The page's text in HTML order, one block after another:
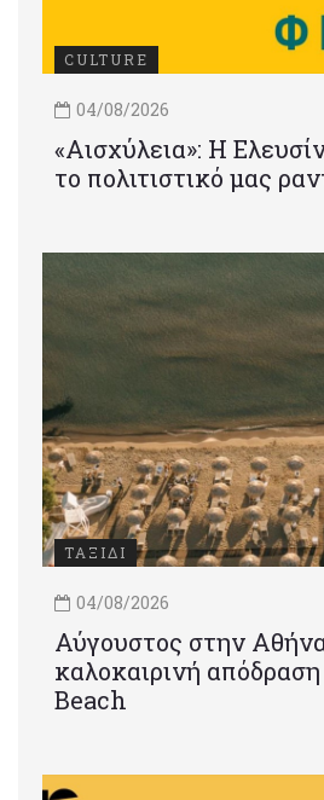
CULTURE
04/08/2026
«Αισχύλεια»: Η
το πολιτιστικό μας
ΤΑΞΙΔΙ
04/08/2026
Αύγουστος στην
καλοκαιρινή
Beach